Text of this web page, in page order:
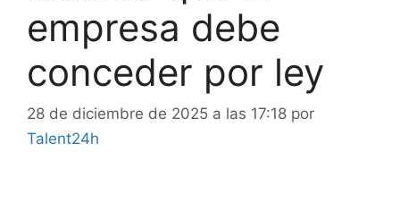
empresa debe
conceder por ley
28 de diciembre de 2025 a las 17:18 por
Talent24h